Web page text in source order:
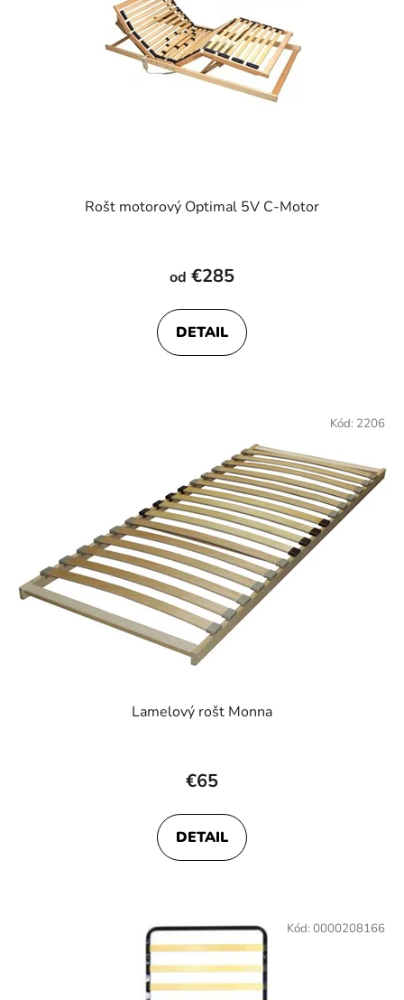
Rošt motorový Optimal 5V C-Motor
od €285
DETAIL
Lamelový rošt Monna
€65
DETAIL
Kód: 2206
Kód: 0000208166